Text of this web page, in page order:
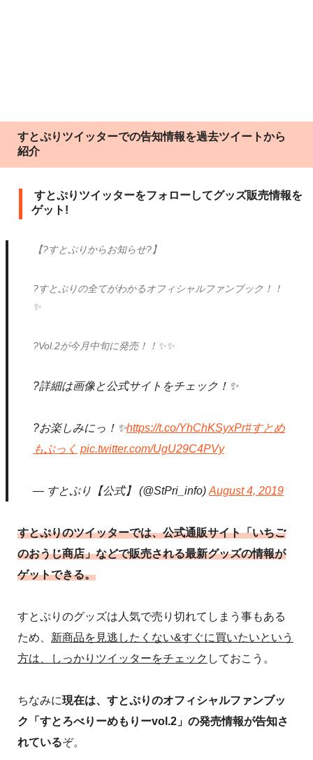
すとぷりツイッターでの告知情報を過去ツイートから
紹介
すとぷりツイッターをフォローしてグッズ販売情報を
ゲット!
【?すとぷりからお知らせ?】
?すとぷりの全てがわかるオフィシャルファンブック！！
✨
?Vol.2が今月中旬に発売！！✨✨
?詳細は画像と公式サイトをチェック！✨
?お楽しみにっ！✨https://t.co/YhChKSyxPr#すとめ
もぶっく pic.twitter.com/UgU29C4PVy
— すとぷり【公式】 (@StPri_info)August 4, 2019
すとぷりのツイッターでは、公式通販サイト「いちご
のおうじ商店」などで販売される最新グッズの情報が
ゲットできる。
すとぷりのグッズは人気で売り切れてしまう事もある
ため、 新商品を見逃したくない&すぐに買いたいという
方は、しっかりツイッターをチェック しておこう。
ちなみに現在は、すとぷりのオフィシャルファンブッ
ク「すとろべりーめもりーvol.2」の発売情報が告知さ
れているぞ。